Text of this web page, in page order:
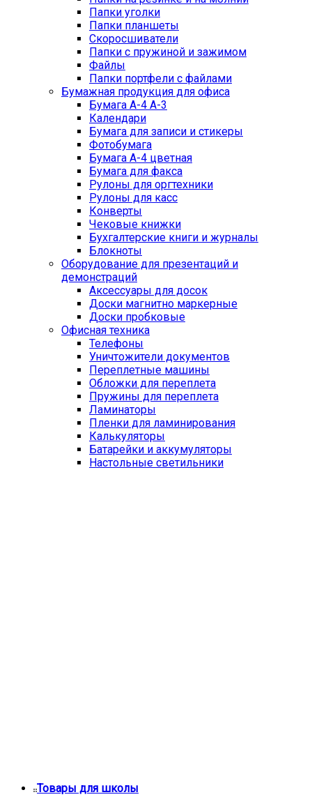
Папки уголки
Папки планшеты
Скоросшиватели
Папки с пружиной и зажимом
Файлы
Папки портфели с файлами
Бумажная продукция для офиса
Бумага А-4 А-3
Календари
Бумага для записи и стикеры
Фотобумага
Бумага А-4 цветная
Бумага для факса
Рулоны для оргтехники
Рулоны для касс
Конверты
Чековые книжки
Бухгалтерские книги и журналы
Блокноты
Оборудование для презентаций и
демонстраций
Аксессуары для досок
Доски магнитно маркерные
Доски пробковые
Офисная техника
Телефоны
Уничтожители документов
Переплетные машины
Обложки для переплета
Пружины для переплета
Ламинаторы
Пленки для ламинирования
Калькуляторы
Батарейки и аккумуляторы
Настольные светильники
Товары для школы